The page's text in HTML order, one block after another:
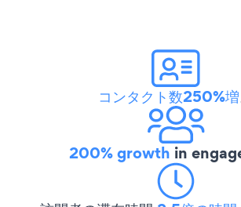
コンタクト数250%増
200% growth in